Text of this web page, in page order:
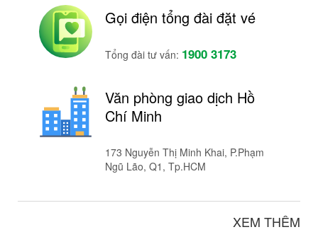
Gọi điện tổng đài đặt vé
Tổng đài tư vấn: 1900 3173
Văn phòng giao dịch Hồ
Chí Minh
173 Nguyễn Thị Minh Khai, P.Phạm
Ngũ Lão, Q1, Tp.HCM
XEM THÊM